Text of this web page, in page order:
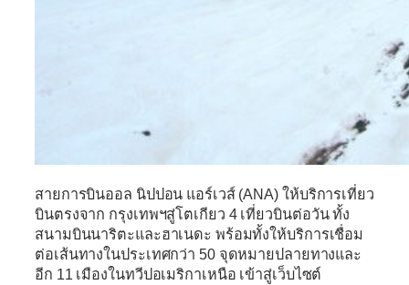
สายการบินออล นิปปอน แอร์เวส์ (ANA) ให้บริการเที่ยว
บินตรงจาก กรุงเทพฯสู่โตเกียว 4 เที่ยวบินต่อวันทั้ง
สนามบินนาริตะและฮาเนดะ พร้อมทั้งให้บริการเชื่อม
ต่อเส้นทางในประเทศกว่า 50 จุดหมายปลายทางและ
อีก 11 เมืองในทวีปอเมริกาเหนือ เข้าสู่เว็บไซต์